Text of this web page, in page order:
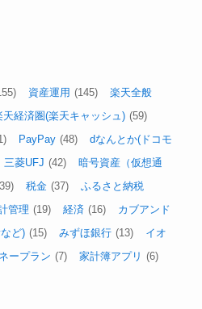
資産運用 (145)
楽天全般
天経済圏(楽天キャッシュ) (59)
PayPay (48)
dなんとか(ドコモ
三菱UFJ (42)
暗号資産（仮想通
税金 (37)
ふるさと納税
管理 (19) 経済 (16)
カブアンド
ど) (15) みずほ銀行 (13)
イオ
ープラン (7) 家計簿アプリ (6)